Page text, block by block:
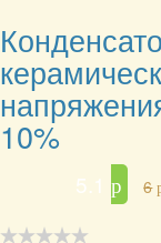
10%
5.1 p 6